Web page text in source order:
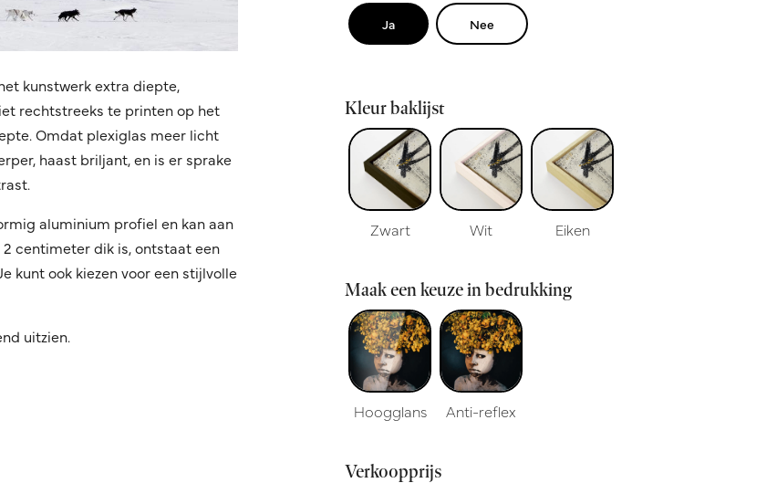
kunstwerk extra diepte,
rechtstreeks te printen op het
Omdat plexiglas meer licht
haast briljant, en is er sprake
aluminium profiel en kan aan
centimeter dik is, ontstaat een
kunt ook kiezen voor een stijlvolle
uitzien.
Ja Nee
Kleur baklijst
Zwart Wit Eiken
Maak een keuze in bedrukking
Hoogglans Anti-reflex
Verkoopprijs